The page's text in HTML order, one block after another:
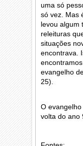
uma só
só vez. Mas
levou algum
releituras
situações
encontrava.
evangelho
25).
O
volta do ano